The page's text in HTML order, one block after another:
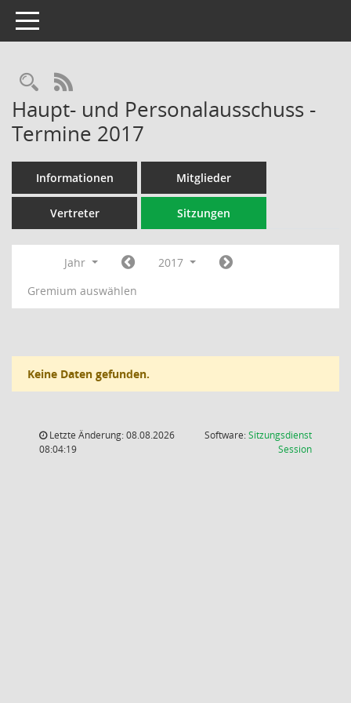
Toggle navigation
Rechercheauswahl
RSS-Feed
Haupt- und Personalausschuss -
Termine 2017
Informationen Mitglieder
Vertreter Sitzungen
Jahr
2017
Gremium auswählen
Keine Daten gefunden.
Letzte Änderung: 08.08.2026
08:04:19
Software:Sitzungsdienst
Session(Wird in